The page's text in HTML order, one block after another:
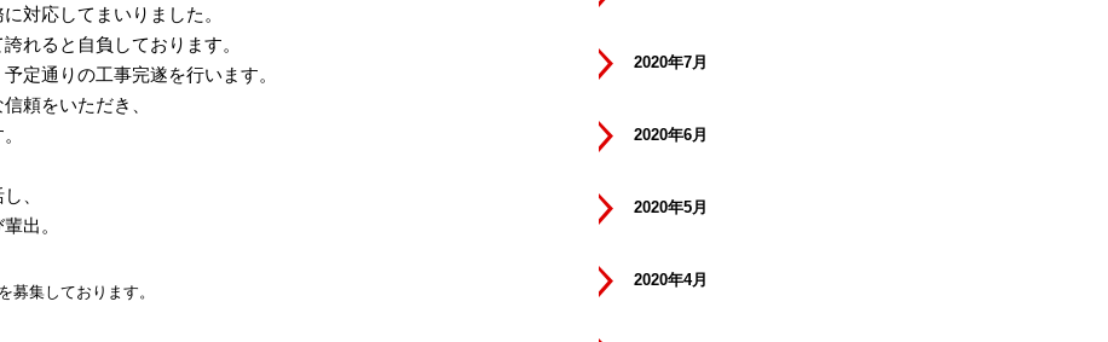
対応してまいりました。
れると自負しております。
定通りの工事完遂を行います。
頼をいただき、
、
出。
募集しております。
2020年7月
2020年6月
2020年5月
2020年4月